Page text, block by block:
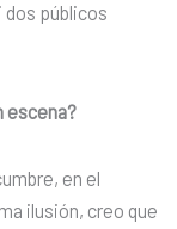
públicos
escena?
en el
ilusión, creo que